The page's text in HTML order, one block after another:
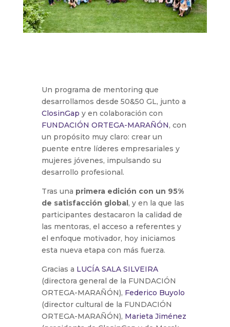
Un programa de mentoring que
desarrollamos desde 50&50 GL, junto a
ClosinGap y en colaboración con
FUNDACIÓN ORTEGA-MARAÑÓN, con
un propósito muy claro: crear un
puente entre líderes empresariales y
mujeres jóvenes, impulsando su
desarrollo profesional.
Tras una primera edición con un 95%
de satisfacción global, y en la que las
participantes destacaron la calidad de
las mentoras, el acceso a referentes y
el enfoque motivador, hoy iniciamos
esta nueva etapa con más fuerza.
Gracias a LUCÍA SALA SILVEIRA
(directora general de la FUNDACIÓN
ORTEGA-MARAÑÓN), Federico Buyolo
(director cultural de la FUNDACIÓN
ORTEGA-MARAÑÓN), Marieta Jiménez